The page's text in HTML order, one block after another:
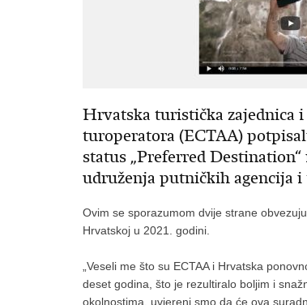
Hrvatska turistička zajednica
turoperatora (ECTAA)
status „Preferred
udruženja putničkih agencija
Ovim se sporazumom dvije strane
Hrvatskoj u 2021. godini.
„Veseli me što su ECTAA i Hrvatska
deset godina, što je rezultiralo boljim i
okolnostima, uvjereni smo da će ova